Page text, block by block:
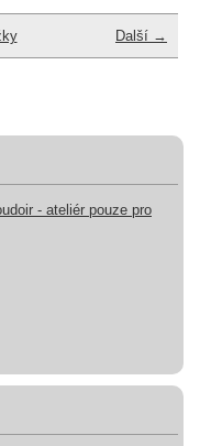
Další →
- ateliér pouze pro